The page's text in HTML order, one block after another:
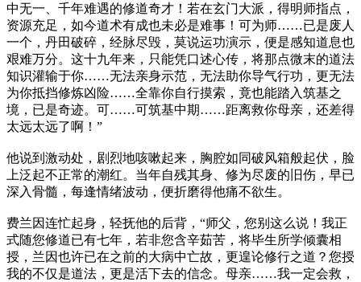
中无一、千年难遇的修道奇才！若在玄门大派，得明师指点，
资源充足，如今道术有成也未必是难事！可为师……已是废人
一个，丹田破碎，经脉尽毁，莫说运功演示，便是感知道息也
艰难万分。这十九年来，只能凭口述心传，将那点微末的道法
知识灌输于你……无法亲身示范，无法助你导气行功，更无法
为你抵挡修炼凶险……全靠你自行摸索，竟也能踏入筑基之
境，已是奇迹。可……可筑基中期……距离救你母亲，还差得
太远太远了啊！”
他说到激动处，剧烈地咳嗽起来，胸腔如同破风箱般起伏，脸
上泛起不正常的潮红。当年自残其身、修为尽废的旧伤，早已
深入骨髓，每逢情绪波动，便折磨得他痛不欲生。
费兰因连忙起身，轻抚他的后背，“师父，您别这么说！我正
式随您修道已有七年，若非您含辛茹苦，将毕生所学倾囊相
授，兰因也许已在之前的大病中亡故，更遑论修行之道？您授
我的不仅是道法，更是活下去的信念。母亲……我一定会救，